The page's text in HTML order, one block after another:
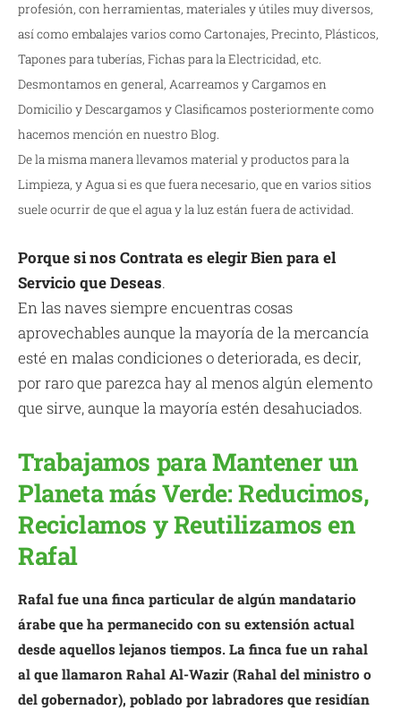
profesión, con herramientas, materiales y útiles muy diversos,
así como embalajes varios como Cartonajes, Precinto, Plásticos,
Tapones para tuberías, Fichas para la Electricidad, etc.
Desmontamos en general, Acarreamos y Cargamos en
Domicilio y Descargamos y Clasificamos posteriormente como
hacemos mención en nuestro Blog.
De la misma manera llevamos material y productos para la
Limpieza, y Agua si es que fuera necesario, que en varios sitios
suele ocurrir de que el agua y la luz están fuera de actividad.
Porque si nos Contrata es elegir Bien para el
Servicio que Deseas.
En las naves siempre encuentras cosas
aprovechables aunque la mayoría de la mercancía
esté en malas condiciones o deteriorada, es decir,
por raro que parezca hay al menos algún elemento
que sirve, aunque la mayoría estén desahuciados.
Trabajamos para Mantener un
Planeta más Verde: Reducimos,
Reciclamos y Reutilizamos en
Rafal
Rafal fue una finca particular de algún mandatario
árabe que ha permanecido con su extensión actual
desde aquellos lejanos tiempos. La finca fue un rahal
al que llamaron Rahal Al-Wazir (Rahal del ministro o
del gobernador), poblado por labradores que residían